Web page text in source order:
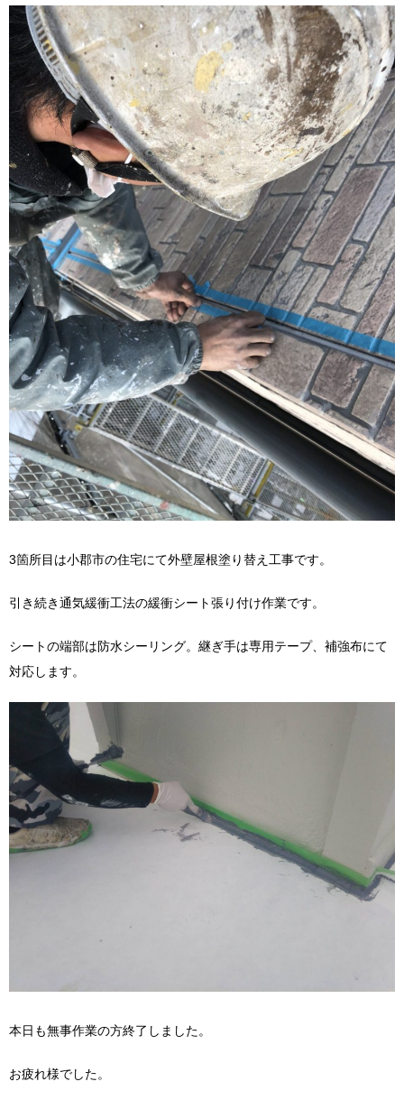
3箇所目は小郡市の住宅にて外壁屋根塗り替え工事です。
引き続き通気緩衝工法の緩衝シート張り付け作業です。
シートの端部は防水シーリング。継ぎ手は専用テープ、補強布にて
対応します。
本日も無事作業の方終了しました。
お疲れ様でした。